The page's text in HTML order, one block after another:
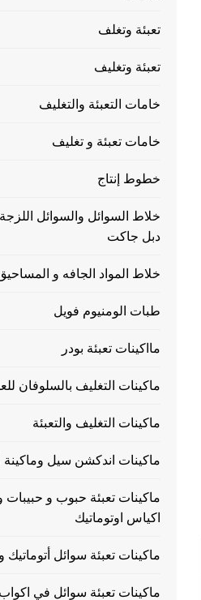
تعبئة وتغلف
تعبئة وتغليف
خامات التعبئة والتغليف
خامات تعبئة و تغليف
خطوط إنتاج
خلاط السوائل والسوائل
دبل جاكت
خلاط المواد الجافه و المساحيق
طبات الومنيوم فويل
مااكينات تعبئة بودر
ماكينات التغليف بالسلوفان للعلب
ماكينات التغليف والتعبئة
ماكينات اندكشن سيل وماكينة
ماكينات تعبئة حبوب و
اكياس اوتوماتيك
ماكينات تعبئة سوائل
ماكينات تعبئة سوائل في اكواب